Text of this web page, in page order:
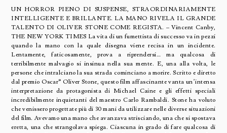
UN HORROR PIENO DI SUSPENSE, STRAORDINARIAMENTE
INTELLIGENTE E BRILLANTE. LA MANO RIVELA IL GRANDE
TALENTO DI OLIVER STONE COME REGISTA. – Vincent Canby,
THE NEW YORK TIMES La vita di un fumettista di successo va in pezzi
quando la mano con la quale disegna viene recisa in un incidente.
Lentamente, faticosamente, prova a riprendersi… ma qualcosa di
terribilmente malvagio si insinua nella sua mente. E, una alla volta, le
persone che intralciano la sua strada cominciano a morire. Scritto e diretto
dal premio Oscar® Oliver Stone, questo film affascinante vanta un’intensa
interpretazione da protagonista di Michael Caine e gli effetti speciali
incredibilmente inquietanti del maestro Carlo Rambaldi. Stone ha voluto
che venissero progettate più di 30 mani da utilizzare nelle diverse situazioni
del film. Avevamo una mano che avanzava strisciando, una che si spostava
eretta, una che strangolava spiega. Ciascuna in grado di fare qualcosa di